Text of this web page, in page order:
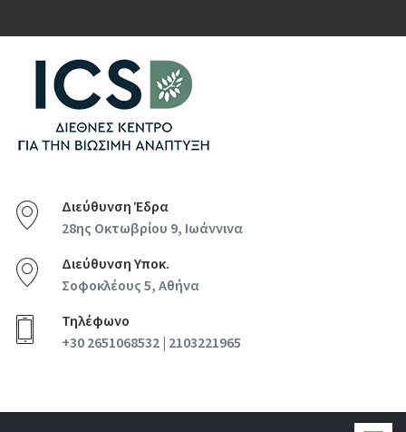
Διεύθυνση Έδρα
28ης Οκτωβρίου 9, Ιωάννινα
Διεύθυνση Υποκ.
Σοφοκλέους 5, Αθήνα
Τηλέφωνο
+30 2651068532 | 2103221965